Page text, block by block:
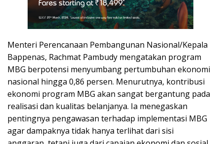
Menteri Perencanaan Pembangunan Nasional/Kepala
Bappenas, Rachmat Pambudy mengatakan program
MBG berpotensi menyumbang pertumbuhan ekonomi
nasional hingga 0,86 persen. Menurutnya, kontribusi
ekonomi program MBG akan sangat bergantung pada
realisasi dan kualitas belanjanya. Ia menegaskan
pentingnya pengawasan terhadap implementasi MBG
agar dampaknya tidak hanya terlihat dari sisi